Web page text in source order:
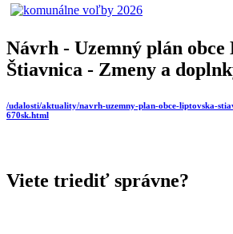
Návrh - Uzemný plán obce
Štiavnica - Zmeny a
/udalosti/aktuality/navrh-uzemny-plan-obce-liptovska-
670sk.html
Viete triediť správne?